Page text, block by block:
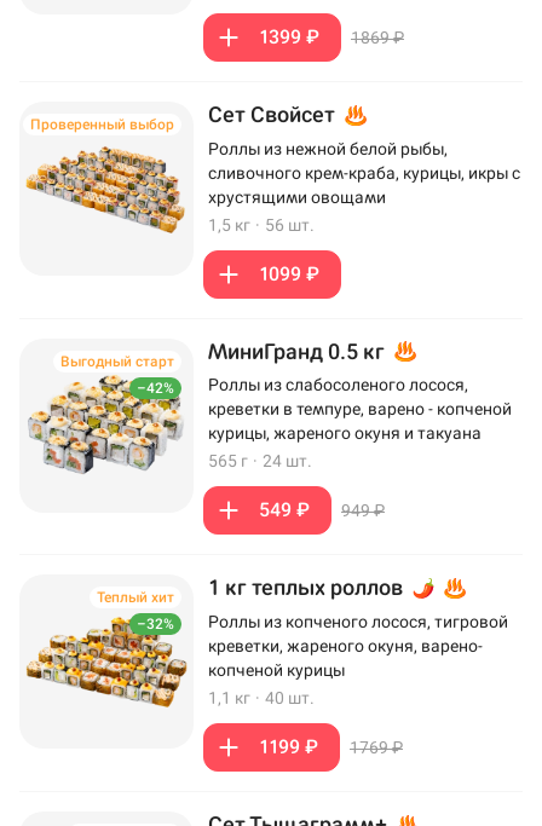
1399 ₽ 1869 ₽
Проверенный выбор Сет Свойсет
Роллы из нежной белой рыбы,
сливочного крем-краба, курицы, икры с
хрустящими овощами
1,5 кг · 56 шт.
1099 ₽
–42%
Выгодный старт МиниГранд 0.5 кг
Роллы из слабосоленого лосося,
креветки в темпуре, варено - копченой
курицы, жареного окуня и такуана
565 г · 24 шт.
549 ₽ 949 ₽
–32%
Теплый хит 1 кг теплых роллов
Роллы из копченого лосося, тигровой
креветки, жареного окуня, варено-
копченой курицы
1,1 кг · 40 шт.
1199 ₽ 1769 ₽